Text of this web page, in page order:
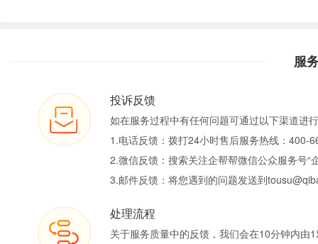
服
投诉反馈
如在服务过程中有任何问题可通过以下渠道进
1.电话反馈：拨打24小时售后服务热线：400-
2.微信反馈：搜索关注企帮帮微信公众服务号“
3.邮件反馈：将您遇到的问题发送到
处理流程
关于服务质量中的反馈，我们会在10分钟内由